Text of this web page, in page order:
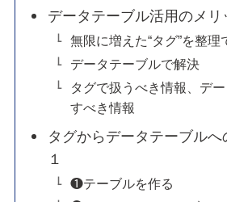
データテーブル活用のメ
無限に増えた“タグ”を整理
データテーブルで解決
タグで扱うべき情報、デ
すべき情報
タグからデータテーブル
１
❶テーブルを作る